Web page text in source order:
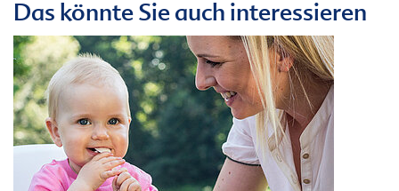
Das könnte Sie auch interessieren